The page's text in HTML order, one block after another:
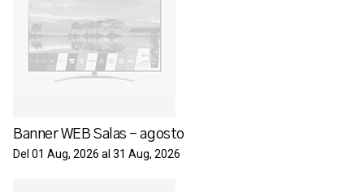
Banner WEB Salas - agosto
Del 01 Aug, 2026 al 31 Aug, 2026